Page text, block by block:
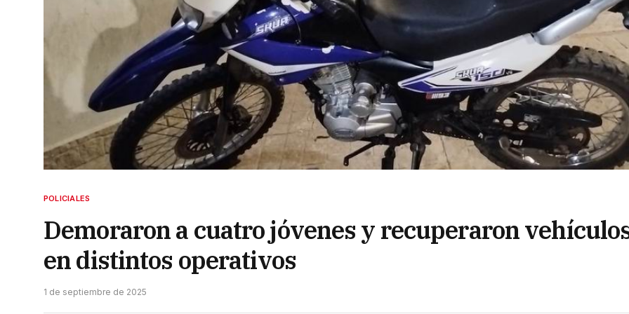
POLICIALES
Demoraron a cuatro jóvenes y recuperaron
en distintos operativos
1 de septiembre de 2025